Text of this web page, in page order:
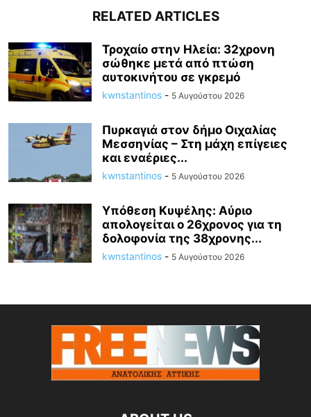
RELATED ARTICLES
Τροχαίο στην Ηλεία: 32χρονη
σώθηκε μετά από πτώση
αυτοκινήτου σε γκρεμό
kwnstantinos - 5 Αυγούστου 2026
Πυρκαγιά στον δήμο Οιχαλίας
Μεσσηνίας – Στη μάχη επίγειες
και εναέριες...
kwnstantinos - 5 Αυγούστου 2026
Υπόθεση Κυψέλης: Αύριο
απολογείται ο 26χρονος για τη
δολοφονία της 38χρονης...
kwnstantinos - 5 Αυγούστου 2026